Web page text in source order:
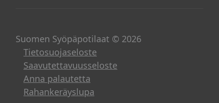
Suomen Syöpäpotilaat © 2026
Tietosuojaseloste
Saavutettavuusseloste
Anna palautetta
Rahankeräyslupa